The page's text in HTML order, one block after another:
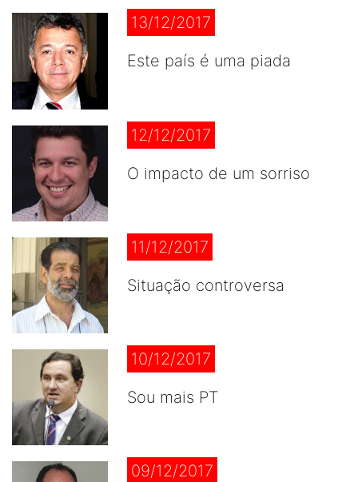
13/12/2017
Este país é uma piada
12/12/2017
O impacto de um sorriso
11/12/2017
Situação controversa
10/12/2017
Sou mais PT
09/12/2017